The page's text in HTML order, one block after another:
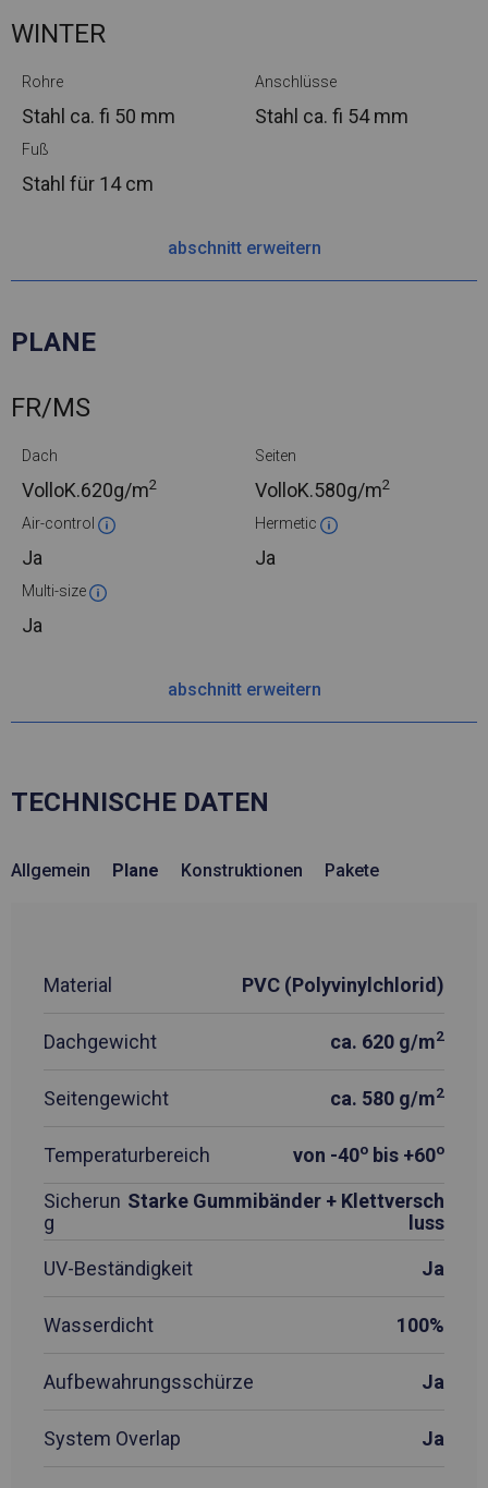
WINTER
Rohre
Stahl ca. fi 50 mm
Anschlüsse
Stahl ca. fi 54 mm
Fuß
Stahl für 14 cm
abschnitt erweitern
PLANE
FR/MS
Dach
VolloK.620g/m2
Seiten
VolloK.580g/m2
Air-control
Ja
Hermetic
Ja
Multi-size
Ja
abschnitt erweitern
TECHNISCHE DATEN
Allgemein Plane Konstruktionen Pakete
Material PVC (Polyvinylchlorid)
Dachgewicht ca. 620 g/m2
Seitengewicht ca. 580 g/m2
Temperaturbereich von -40o bis +60o
Sicherun
g
Starke Gummibänder + Klettversch
luss
UV-Beständigkeit
Ja
Wasserdicht 100%
Aufbewahrungsschürze Ja
System Overlap Ja